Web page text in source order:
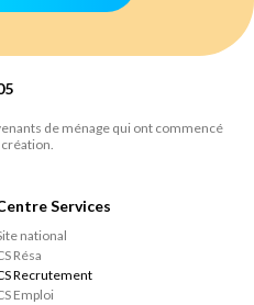
de ménage qui ont commencé
Services
national
Résa
Recrutement
Emploi